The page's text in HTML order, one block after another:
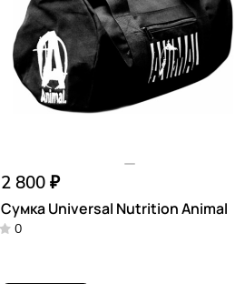
2 800 ₽
Сумка Universal Nutrition Animal
0